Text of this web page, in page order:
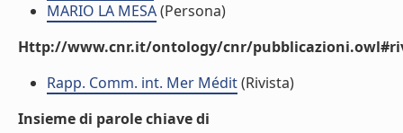
MARIO LA MESA(Persona)
Http://www.cnr.it/ontology/cnr/
Rapp. Comm. int. Mer Médit(Rivista)
Insieme di parole chiave di